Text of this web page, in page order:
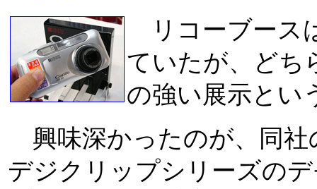
リコーブース
ていたが、どち
の強い展示とい
興味深かったのが、同社
デジクリップシリーズの